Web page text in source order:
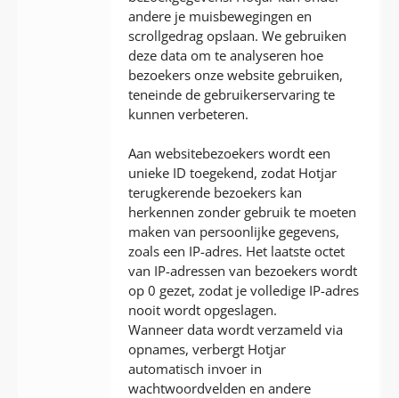
andere je muisbewegingen en
scrollgedrag opslaan. We gebruiken
deze data om te analyseren hoe
bezoekers onze website gebruiken,
teneinde de gebruikerservaring te
kunnen verbeteren.
Aan websitebezoekers wordt een
unieke ID toegekend, zodat Hotjar
terugkerende bezoekers kan
herkennen zonder gebruik te moeten
maken van persoonlijke gegevens,
zoals een IP-adres. Het laatste octet
van IP-adressen van bezoekers wordt
op 0 gezet, zodat je volledige IP-adres
nooit wordt opgeslagen.
Wanneer data wordt verzameld via
opnames, verbergt Hotjar
automatisch invoer in
wachtwoordvelden en andere